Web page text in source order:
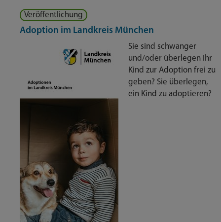
Veröffentlichung
Adoption im Landkreis München
Sie sind schwanger
und/oder überlegen Ihr
Kind zur Adoption frei zu
geben? Sie überlegen,
ein Kind zu adoptieren?